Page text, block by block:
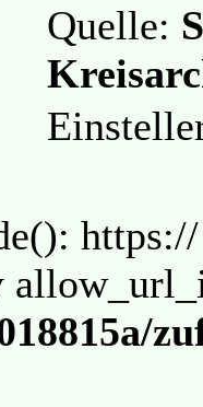
Quelle: